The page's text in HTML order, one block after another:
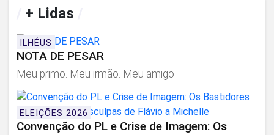
+ Lidas
ILHÉUS
NOTA DE PESAR
Meu primo. Meu irmão. Meu amigo
ELEIÇÕES 2026
Convenção do PL e Crise de Imagem: Os